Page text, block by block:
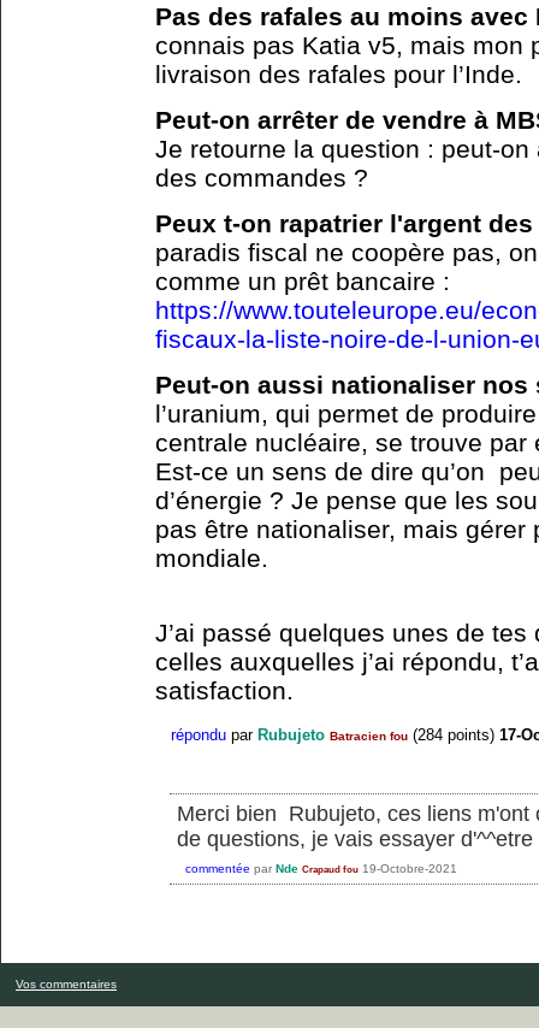
Pas des rafales au moins
connais pas Katia v5, mais mon
livraison des rafales pour l’Inde.
Peut-on arrêter de vendre à
Je retourne la question : peut-on
des commandes ?
Peux t-on rapatrier l'argent
paradis fiscal ne coopère pas,
comme un prêt bancaire :
https://www.touteleurope.eu/
fiscaux-la-liste-noire-de-l-union-
Peut-on aussi nationaliser nos
l’uranium, qui permet de
centrale nucléaire, se trouve
Est-ce un sens de dire qu’on
d’énergie ? Je pense que les
pas être nationaliser, mais gérer
mondiale.
J’ai passé quelques unes de
celles auxquelles j’ai répondu,
satisfaction.
répondu par Rubujeto Batracien fou (284 points) 17-
Merci bien Rubujeto, ces liens m'ont
de questions, je vais essayer
commentée par Nde Crapaud fou 19-Octobre-2021
Vos commentaires